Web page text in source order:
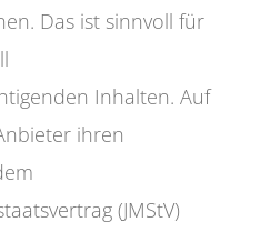
Das ist sinnvoll für
Inhalten. Auf
ihren
(JMStV)